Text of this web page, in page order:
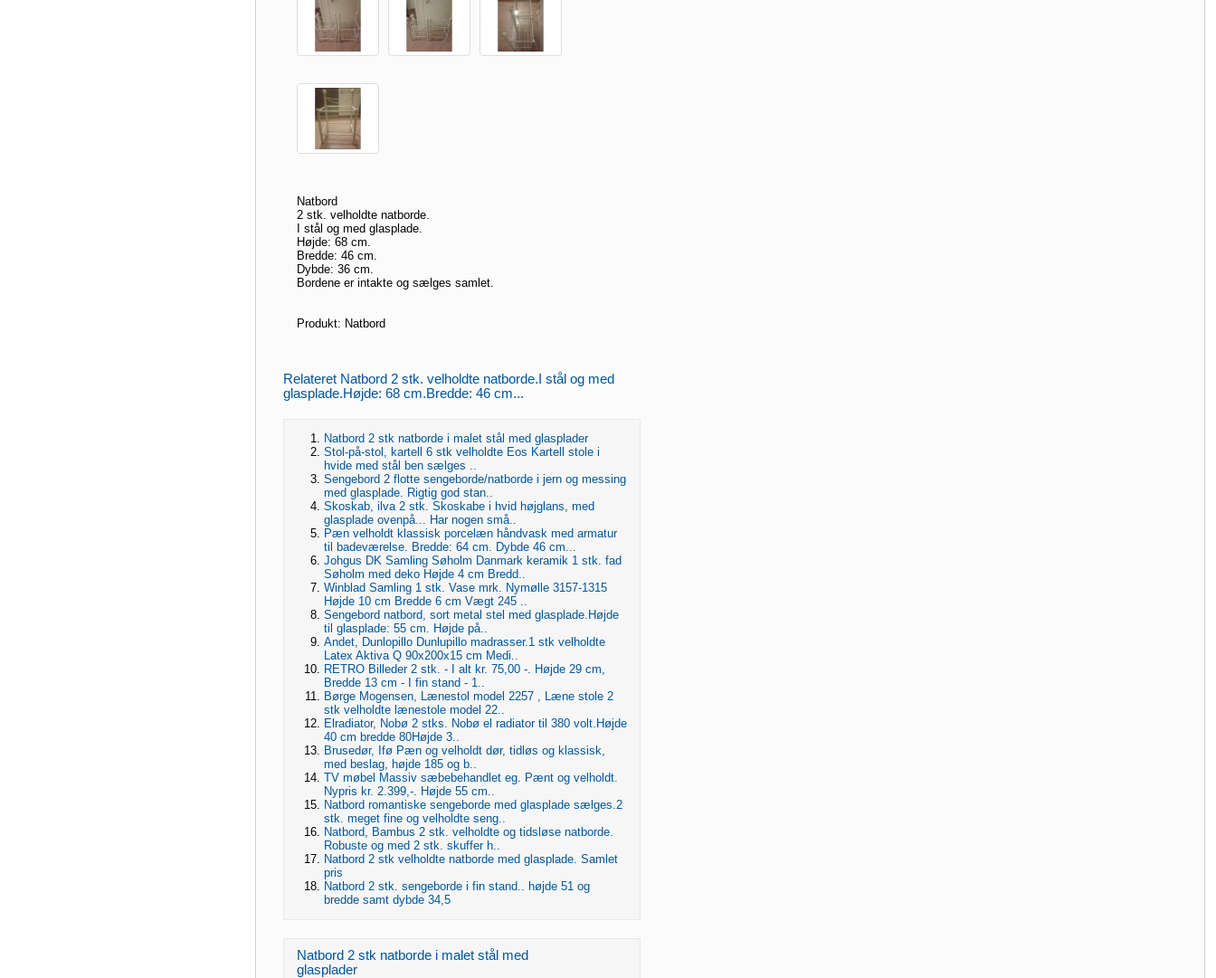
Natbord
2 stk. velholdte natborde.
I stål og med glasplade.
Højde: 68 cm.
Bredde: 46 cm.
Dybde: 36 cm.
Bordene er intakte og sælges samlet.
Produkt: Natbord
Relateret Natbord 2 stk. velholdte natborde.I stål og med
glasplade.Højde: 68 cm.Bredde: 46 cm...
Natbord 2 stk natborde i malet stål med glasplader
Stol-på-stol, kartell 6 stk velholdte Eos Kartell stole i
hvide med stål ben sælges ..
Sengebord 2 flotte sengeborde/natborde i jern og messing
med glasplade. Rigtig god stan..
Skoskab, ilva 2 stk. Skoskabe i hvid højglans, med
glasplade ovenpå... Har nogen små..
Pæn velholdt klassisk porcelæn håndvask med armatur
til badeværelse. Bredde: 64 cm. Dybde 46 cm...
Johgus DK Samling Søholm Danmark keramik 1 stk. fad
Søholm med deko Højde 4 cm Bredd..
Winblad Samling 1 stk. Vase mrk. Nymølle 3157-1315
Højde 10 cm Bredde 6 cm Vægt 245 ..
Sengebord natbord, sort metal stel med glasplade.Højde
til glasplade: 55 cm. Højde på..
Andet, Dunlopillo Dunlupillo madrasser.1 stk velholdte
Latex Aktiva Q 90x200x15 cm Medi..
RETRO Billeder 2 stk. - I alt kr. 75,00 -. Højde 29 cm,
Bredde 13 cm - I fin stand - 1..
Børge Mogensen, Lænestol model 2257 , Læne stole 2
stk velholdte lænestole model 22..
Elradiator, Nobø 2 stks. Nobø el radiator til 380 volt.Højde
40 cm bredde 80Højde 3..
Brusedør, Ifø Pæn og velholdt dør, tidløs og klassisk,
med beslag, højde 185 og b..
TV møbel Massiv sæbebehandlet eg. Pænt og velholdt.
Nypris kr. 2.399,-. Højde 55 cm..
Natbord romantiske sengeborde med glasplade sælges.2
stk. meget fine og velholdte seng..
Natbord, Bambus 2 stk. velholdte og tidsløse natborde.
Robuste og med 2 stk. skuffer h..
Natbord 2 stk velholdte natborde med glasplade. Samlet
pris
Natbord 2 stk. sengeborde i fin stand.. højde 51 og
bredde samt dybde 34,5
Natbord 2 stk natborde i malet stål med
glasplader